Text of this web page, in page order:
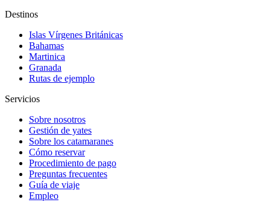
Destinos
Islas Vírgenes Británicas
Bahamas
Martinica
Granada
Rutas de ejemplo
Servicios
Sobre nosotros
Gestión de yates
Sobre los catamaranes
Cómo reservar
Procedimiento de pago
Preguntas frecuentes
Guía de viaje
Empleo